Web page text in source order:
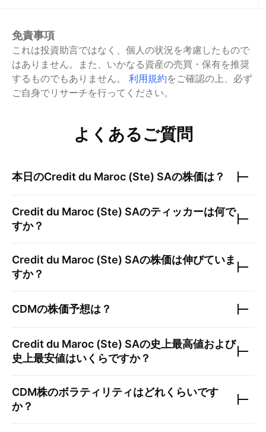
免責事項
これは投資助言ではなく、個人の状況を考慮したもので
はありません。また、いかなる資産の売買・保有を推奨
するものでもありません。
利用規約をご確認の上、必ず
ご自身でリサーチを行ってください。
よくあるご質問
本日のCredit du Maroc (Ste) SAの株価は？
Credit du Maroc (Ste) SAのティッカーは何で
すか？
Credit du Maroc (Ste) SAの株価は伸びていま
すか？
CDMの株価予想は？
Credit du Maroc (Ste) SAの史上最高値および
史上最安値はいくらですか？
CDM株のボラティリティはどれくらいです
か？